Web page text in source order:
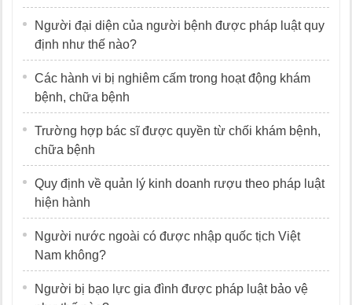
Người đại diện của người bệnh được pháp luật quy
định như thế nào?
Các hành vi bị nghiêm cấm trong hoạt động khám
bệnh, chữa bệnh
Trường hợp bác sĩ được quyền từ chối khám bệnh,
chữa bệnh
Quy định về quản lý kinh doanh rượu theo pháp luật
hiện hành
Người nước ngoài có được nhập quốc tịch Việt
Nam không?
Người bị bạo lực gia đình được pháp luật bảo vệ